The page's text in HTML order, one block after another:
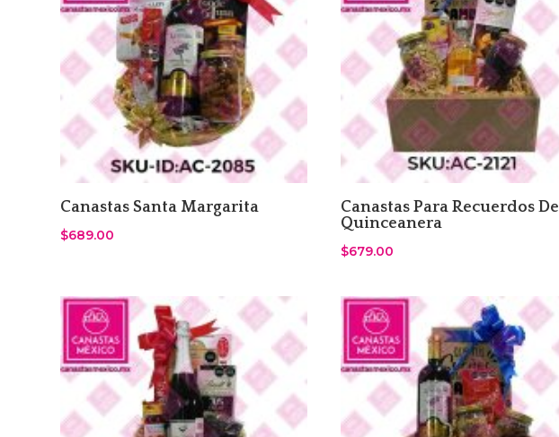
Canastas Santa Margarita
$689.00
Canastas Para Recuerdos De
Quinceanera
$679.00